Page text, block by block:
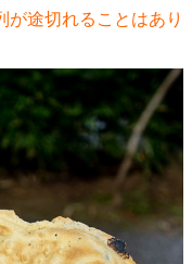
が途切れることはあり